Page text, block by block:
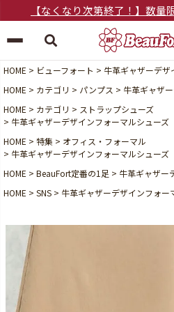
【なくなり次第終了！】数量
HOME ビューフォート
牛革ギャザーデザ
HOME
カテゴリ パンプス
牛革ギャザ
HOME
カテゴリ
ストラップシューズ
牛革ギャザーデザインフォーマルシューズ
HOME
特集
オフィス・フォーマル
牛革ギャザーデザインフォーマルシューズ
HOME
BeauFort定番の1足
牛革ギャザー
HOME
SNS 牛革ギャザーデザインフォー